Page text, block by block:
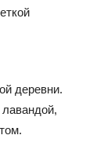
деревни.